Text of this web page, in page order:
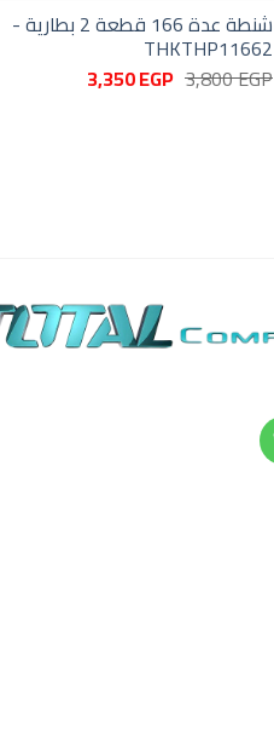
شنطة عدة 166 قطعة 2 بطارية -
THKTHP11662
3,800EGP السعر3,350EGP السعر